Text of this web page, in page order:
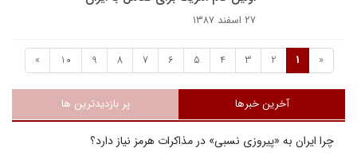
۲۷ اسفند ۱۳۸۷
«
1
2
3
4
5
6
7
8
9
10
»
آخرین خبرها پر بازدیدترین ها
چرا ایران به «پیروزی نسبی» در مذاکرات هرمز نیاز دارد؟